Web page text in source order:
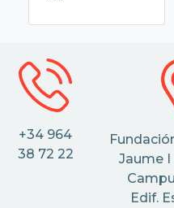
+34 964
38 72 22
Jaume I
Edif.